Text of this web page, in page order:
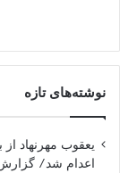
نوشته‌های تازه
یعقوب مهرنهاد
اعدام شد/ گزارش